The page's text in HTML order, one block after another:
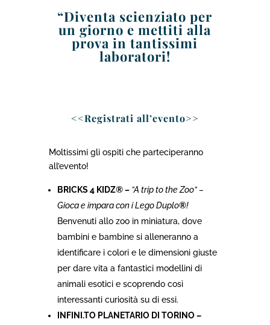
“Diventa scienziato per
un giorno e mettiti alla
prova in tantissimi
laboratori!
<<Registrati all’evento>>
Moltissimi gli ospiti che parteciperanno
all’evento!
BRICKS 4 KIDZ® – ”A trip to the Zoo” –
Gioca e impara con i Lego Duplo®!
Benvenuti allo zoo in miniatura, dove
bambini e bambine si alleneranno a
identificare i colori e le dimensioni giuste
per dare vita a fantastici modellini di
animali esotici e scoprendo così
interessanti curiosità su di essi.
INFINI.TO PLANETARIO DI TORINO –